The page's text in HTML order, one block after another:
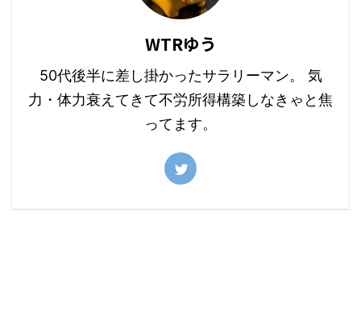
WTRゆう
50代後半に差し掛かったサラリーマン。 気
力・体力衰えてきて不労所得構築しなきゃと焦
ってます。